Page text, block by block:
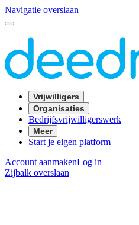
Navigatie overslaan
Vrijwilligers
Organisaties
Bedrijfsvrijwilligerswerk
Meer
Start je eigen platform
Account aanmakenLog in
Zijbalk overslaan